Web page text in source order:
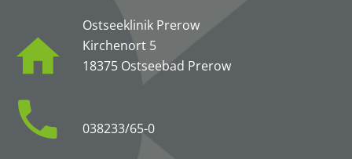
Ostseeklinik Prerow
Kirchenort 5
18375 Ostseebad Prerow
038233/65-0